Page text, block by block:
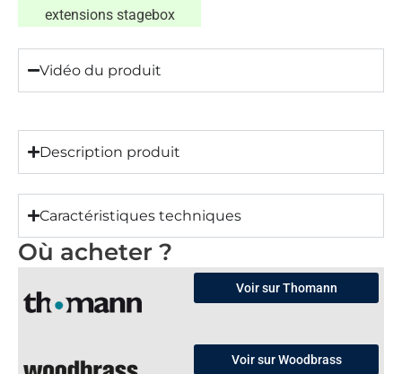
extensions stagebox
Vidéo du produit
Description produit
Caractéristiques techniques
Où acheter ?
Voir sur Thomann
Voir sur Woodbrass